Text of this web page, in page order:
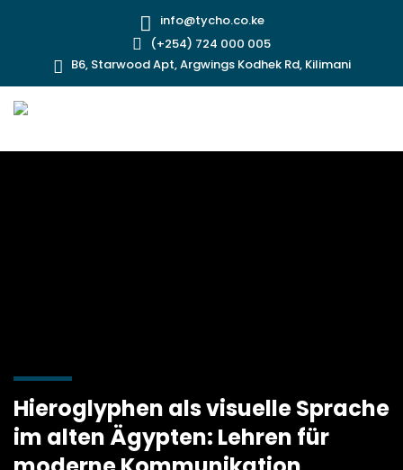
info@tycho.co.ke
(+254) 724 000 005
B6, Starwood Apt, Argwings Kodhek Rd, Kilimani
Hieroglyphen als visuelle Sprache
im alten Ägypten: Lehren für